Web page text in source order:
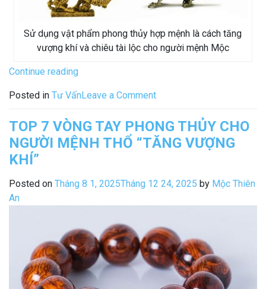
Sử dụng vật phẩm phong thủy hợp mệnh là cách tăng
vượng khí và chiêu tài lộc cho người mệnh Mộc
Continue reading
Vật
phong
thủy
Mệnh
Gì
Được
Nấy””
Posted in Tư Vấn Leave a Commenton
7
Vật
thủy
người
Mộc
“Ước
Gì
TOP 7 VÒNG TAY PHONG THỦY CHO
NGƯỜI MỆNH THỔ “TĂNG VƯỢNG
KHÍ”
Posted on Tháng 8 1, 2025Tháng 12 24, 2025 by Mộc Thiên
An